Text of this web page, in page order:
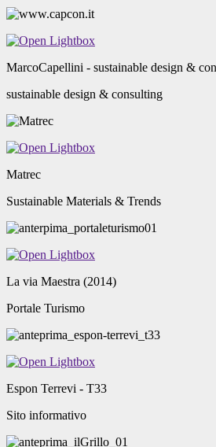
MarcoCapellini - sustainable design &
sustainable design & consulting
Matrec
Sustainable Materials & Trends
La via Maestra (2014)
Portale Turismo
Espon Terrevi - T33
Sito informativo